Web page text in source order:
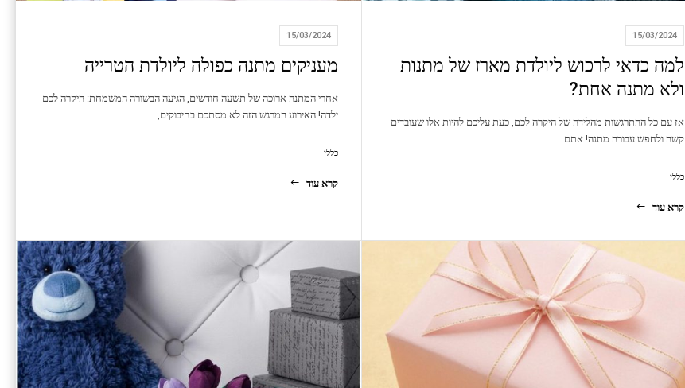
15/03/2024
למה כדאי לרכוש ליולדת מארז של מתנות
ולא מתנה אחת?
אז עם כל ההתרגשות מהלידה של היקרה לכם, כעת עליכם להיות אלו שעובדים
קשה ולחפש עבורה מתנה! אתם…
כללי
קרא עוד
15/03/2024
מעניקים מתנה כפולה ליולדת הטרייה
אחרי המתנה ארוכה של תשעה חודשים, הגיעה הבשורה המשמחת: היקרה לכם
ילדה! האירוע המרגש הזה לא מסתכם בחיבוקים,…
כללי
קרא עוד